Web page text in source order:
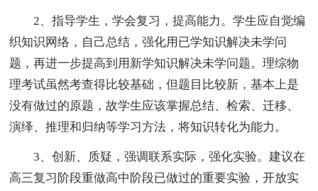
2、指导学生，学会复习，提高能力。学生应自觉编
织知识网络，自己总结，强化用已学知识解决未学问
题，再进一步提高到用新学知识解决未学问题。理综物
理考试虽然考查得比较基础，但题目比较新，基本上是
没有做过的原题，故学生应该掌握总结、检索、迁移、
演绎、推理和归纳等学习方法，将知识转化为能力。
3、创新、质疑，强调联系实际，强化实验。建议在
高三复习阶段重做高中阶段已做过的重要实验，开放实